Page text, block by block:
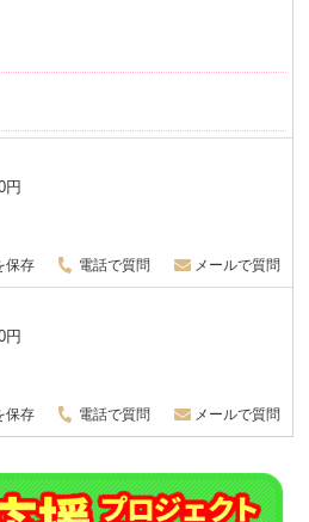
円
保存 電話で質問 メールで質問
円
保存 電話で質問 メールで質問